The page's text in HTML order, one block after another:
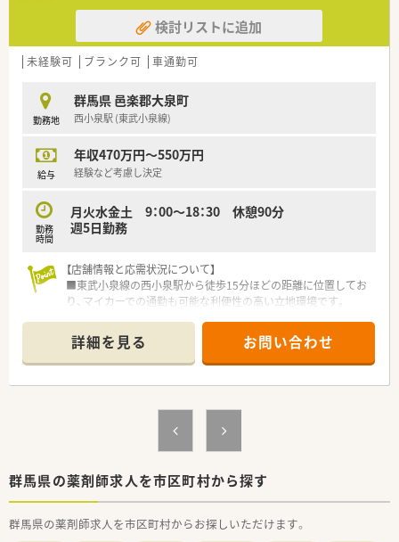
検討リストに追加
未経験可 ブランク可 車通勤可
勤務地
群馬県 邑楽郡大泉町
西小泉駅 (東武小泉線)
給与
年収470万円～550万円
経験など考慮し決定
勤務
時間
月火水金土 9：00～18：30 休憩90分
週5日勤務
【店舗情報と応需状況について】
■東武小泉線の西小泉駅から徒歩15分ほどの距離に位置してお
り、マイカーでの通勤も可能な利便性の高い立地環境です。
の処方箋を応需している地域密着型の落ち着いた薬局です。
■現在の勤務者数は不明ですが、小児科メインの処方箋を落ち着
いて対応できる適切な人員体制の確保を目指しています。
■今後のさらなる事業展開と店舗運営の安定化を見据えた定期
採用として、新たな力となってくださる薬剤師を募集いたしま
務へ取り組んでいただける前向きな姿勢をお持ちの方を歓迎し
思いやりのある温かい対応ができる方を求めています。
詳細を見る お問い合わせ
群馬県の薬剤師求人を市区町村から探す
群馬県の薬剤師求人を市区町村からお探しいただけます。